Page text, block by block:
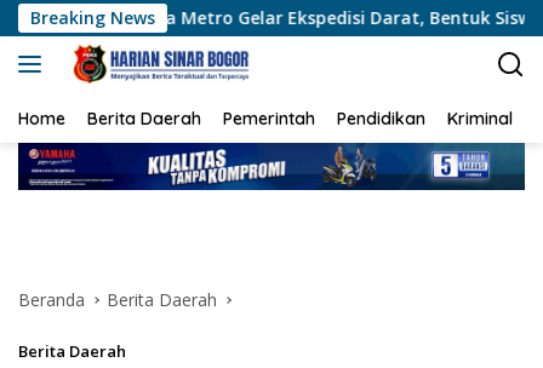
Langsung
ke
konten
Breaking News
Gelar Ekspedisi Darat, Bentuk Siswa Polri Presisi dan
Home Berita Daerah Pemerintah Pendidikan Kriminal
Beranda Berita Daerah
Berita Daerah